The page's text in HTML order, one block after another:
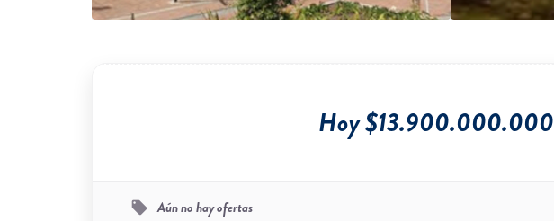
Hoy $13.900.000.000
local_offer Aún no hay ofertas